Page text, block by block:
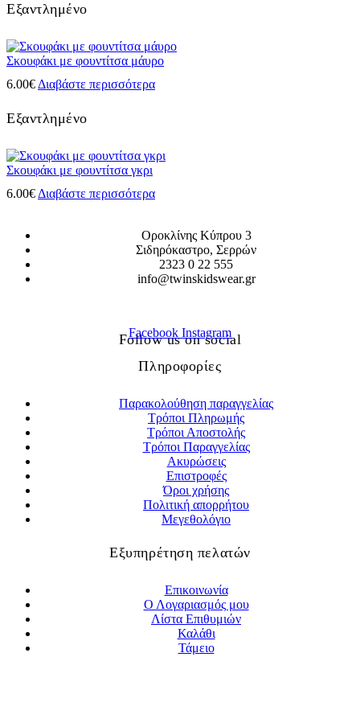
Εξαντλημένο
Σκουφάκι με φουντίτσα μάυρο
6.00€ Διαβάστε περισσότερα
Εξαντλημένο
Σκουφάκι με φουντίτσα γκρι
6.00€ Διαβάστε περισσότερα
Οροκλίνης Κύπρου 3
Σιδηρόκαστρο, Σερρών
2323 0 22 555
info@twinskidswear.gr
Follow us on social
Facebook Instagram
Πληροφορίες
Παρακολούθηση παραγγελίας
Τρόποι Πληρωμής
Τρόποι Αποστολής
Τρόποι Παραγγελίας
Ακυρώσεις
Επιστροφές
Όροι χρήσης
Πολιτική απορρήτου
Μεγεθολόγιο
Εξυπηρέτηση πελατών
Επικοινωνία
Ο Λογαριασμός μου
Λίστα Επιθυμιών
Καλάθι
Τάμειο